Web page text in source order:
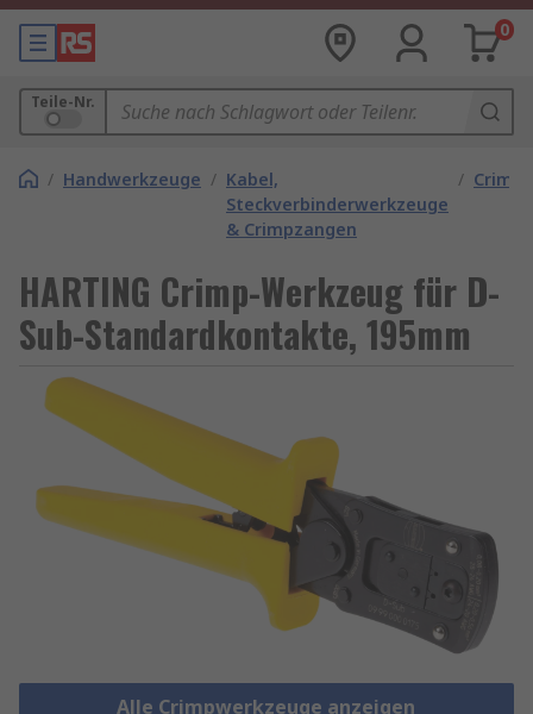
0
Teile-Nr.
/ Handwerkzeuge / Kabel,
Steckverbinderwerkzeuge
& Crimpzangen
/
HARTING Crimp-Werkzeug für D-
Sub-Standardkontakte, 195mm
Alle Crimpwerkzeuge anzeigen